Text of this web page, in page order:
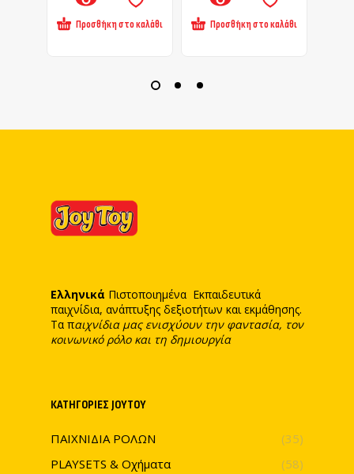
Προσθήκη στο καλάθι Προσθήκη στο καλάθι
Ελληνικά Πιστοποιημένα Εκπαιδευτικά
παιχνίδια, ανάπτυξης δεξιοτήτων και εκμάθησης.
Τα παιχνίδια μας ενισχύουν την φαντασία, τον
κοινωνικό ρόλο και τη δημιουργία
ΚΑΤΗΓΟΡΊΕΣ JOYTOY
ΠΑΙΧΝΙΔΙΑ ΡΟΛΩΝ
(35)
PLAYSETS & Οχήματα
(58)